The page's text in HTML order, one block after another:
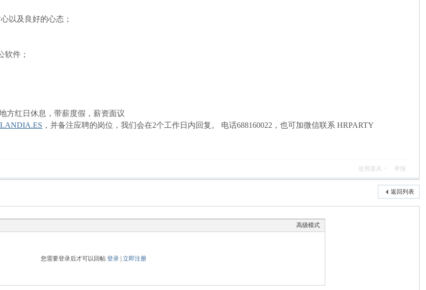
以及良好的心态；
软件；
方红日休息，带薪度假，薪资面议
，并备注应聘的岗位，我们会在2个工作日内回复。 电话688160022，也可加微信联系 HRPARTY
使用道具 举报
返回列表
高级模式
您需要登录后才可以回帖 登录| 立即注册